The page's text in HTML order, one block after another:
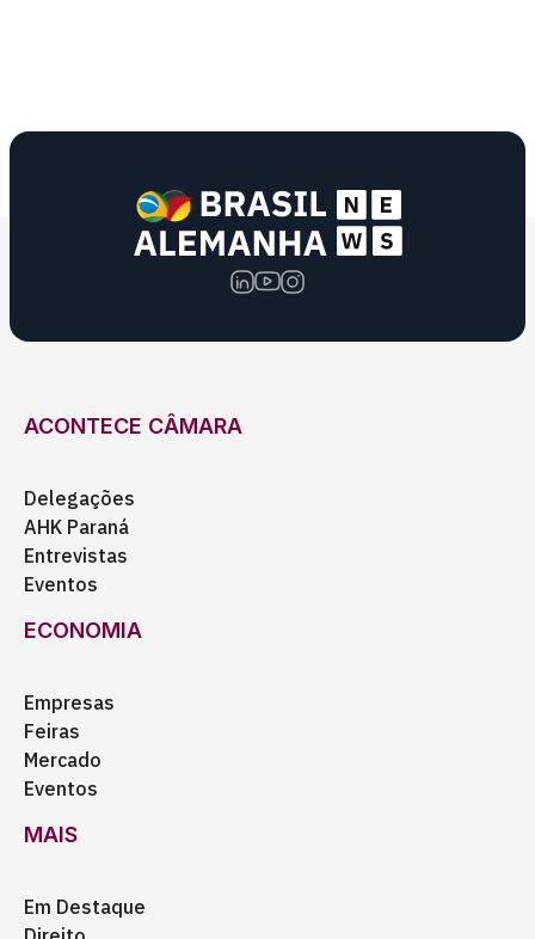
ACONTECE CÂMARA
Delegações
AHK Paraná
Entrevistas
Eventos
ECONOMIA
Empresas
Feiras
Mercado
Eventos
MAIS
Em Destaque